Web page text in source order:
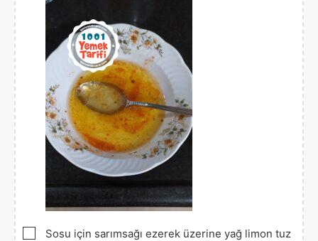
▢
Sosu için sarımsağı ezerek üzerine yağ limon tuz